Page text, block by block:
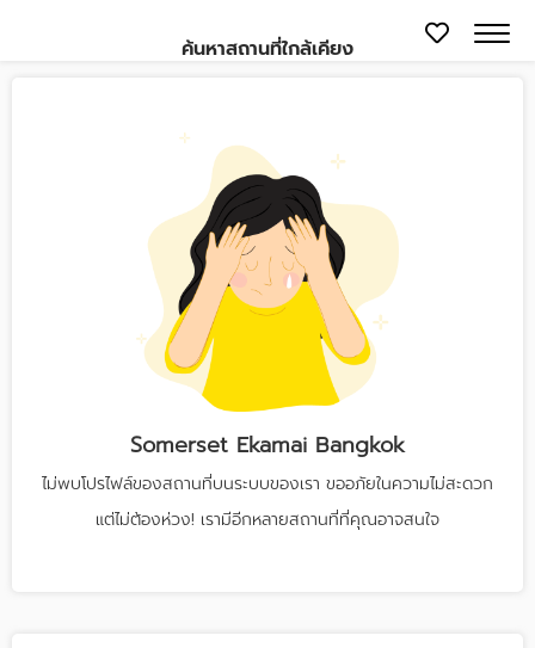
Somerset Ekamai Bangkok
ไม่พบโปรไฟล์ของสถานที่บนระบบของเรา ขออภัยในความไม่สะดวก
แต่ไม่ต้องห่วง! เรามีอีกหลายสถานที่ที่คุณอาจสนใจ
ค้นหาสถานที่ใกล้เคียง